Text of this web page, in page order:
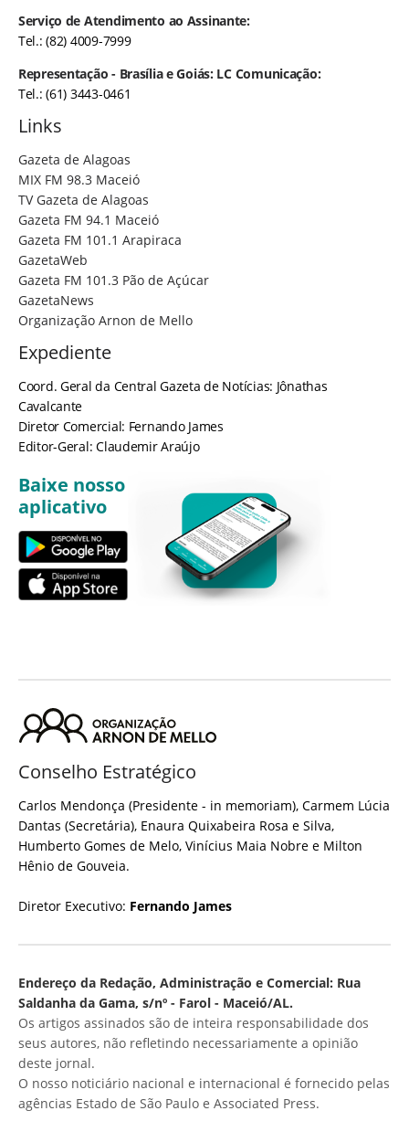
Serviço de Atendimento ao Assinante:
Tel.: (82) 4009-7999
Representação - Brasília e Goiás: LC Comunicação:
Tel.: (61) 3443-0461
Links
Gazeta de Alagoas
MIX FM 98.3 Maceió
TV Gazeta de Alagoas
Gazeta FM 94.1 Maceió
Gazeta FM 101.1 Arapiraca
GazetaWeb
Gazeta FM 101.3 Pão de Açúcar
GazetaNews
Organização Arnon de Mello
Expediente
Coord. Geral da Central Gazeta de Notícias: Jônathas
Cavalcante
Diretor Comercial: Fernando James
Editor-Geral: Claudemir Araújo
Baixe nosso
aplicativo
Conselho Estratégico
Carlos Mendonça (Presidente - in memoriam), Carmem Lúcia
Dantas (Secretária), Enaura Quixabeira Rosa e Silva,
Humberto Gomes de Melo, Vinícius Maia Nobre e Milton
Hênio de Gouveia.
Diretor Executivo: Fernando James
Endereço da Redação, Administração e Comercial: Rua
Saldanha da Gama, s/nº - Farol - Maceió/AL.
Os artigos assinados são de inteira responsabilidade dos
seus autores, não refletindo necessariamente a opinião
deste jornal.
O nosso noticiário nacional e internacional é fornecido pelas
agências Estado de São Paulo e Associated Press.